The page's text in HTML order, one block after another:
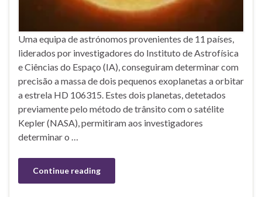
Uma equipa de astrónomos provenientes de 11 países,
liderados por investigadores do Instituto de Astrofísica
e Ciências do Espaço (IA), conseguiram determinar com
precisão a massa de dois pequenos exoplanetas a orbitar
a estrela HD 106315. Estes dois planetas, detetados
previamente pelo método de trânsito com o satélite
Kepler (NASA), permitiram aos investigadores
determinar o …
Continue reading